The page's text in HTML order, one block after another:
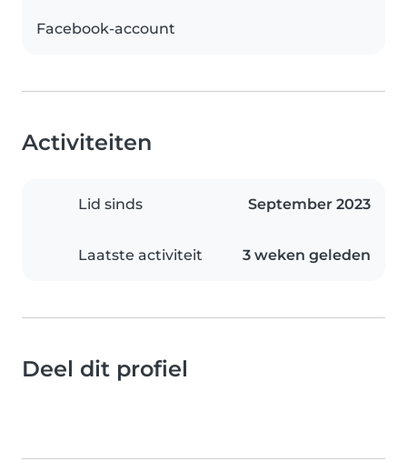
Facebook-account
Activiteiten
Lid sinds September 2023
Laatste activiteit 3 weken geleden
Deel dit profiel